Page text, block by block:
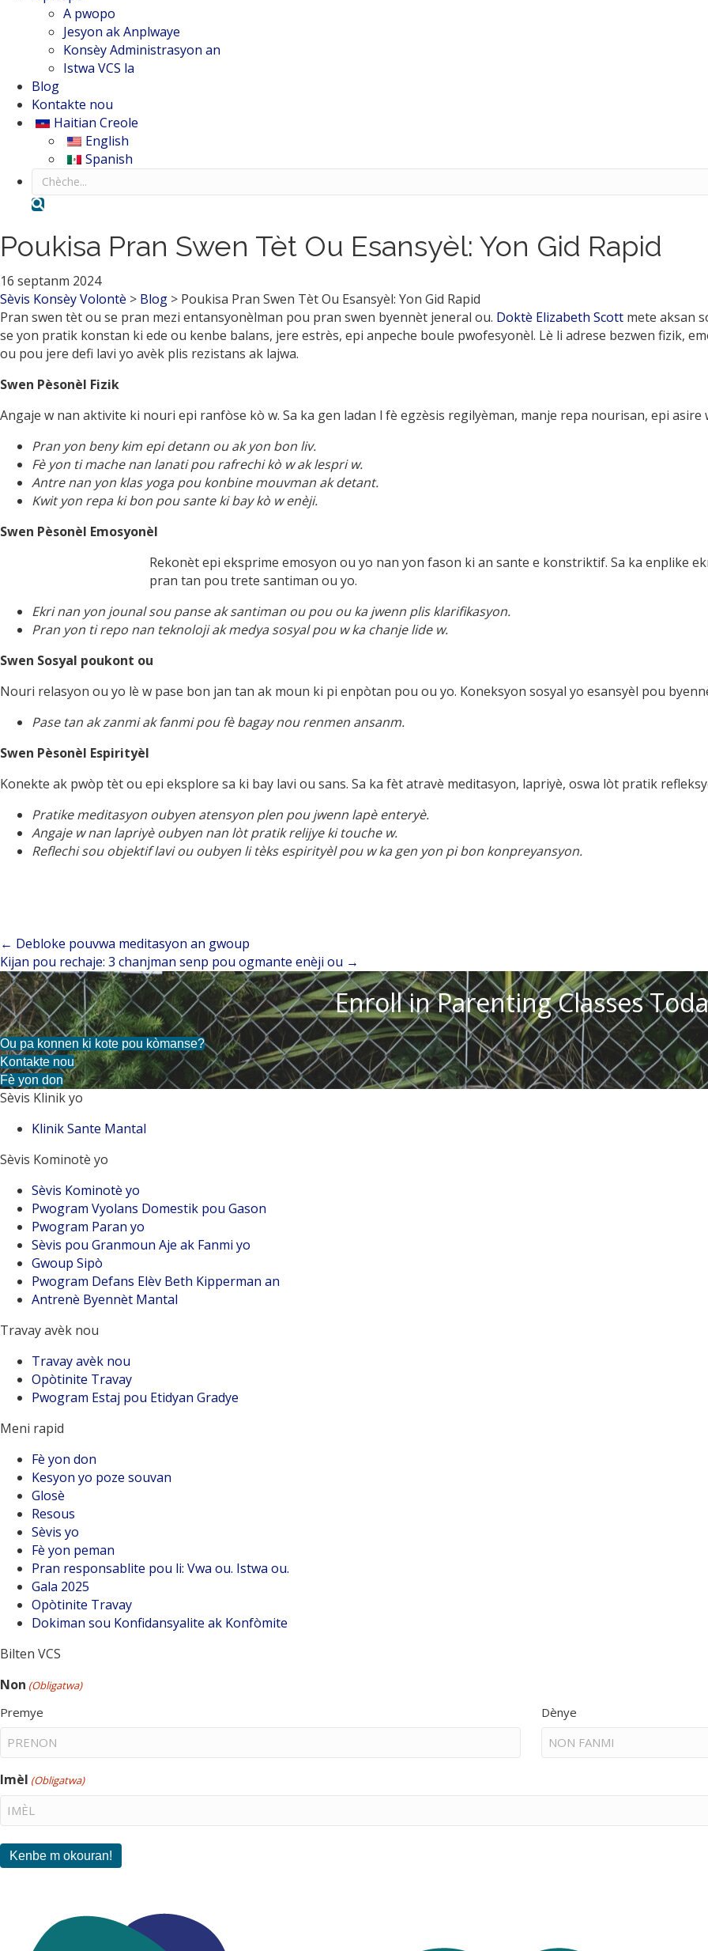
A pwopo
Jesyon ak Anplwaye
Konsèy Administrasyon an
Istwa VCS la
Blog
Kontakte nou
Haitian Creole
English
Spanish
Rechèch
Poukisa Pran Swen Tèt Ou Esansyèl: Yon Gid Rapid
16 septanm 2024
Sèvis Konsèy Volontè > Blog > Poukisa Pran Swen Tèt Ou Esansyèl: Yon Gid Rapid
Pran swen tèt ou se pran mezi entansyonèlman pou pran swen byennèt jeneral ou. Doktè Elizabeth Scott mete aksan
se yon pratik konstan ki ede ou kenbe balans, jere estrès, epi anpeche boule pwofesyonèl. Lè li adrese bezwen fizik,
ou pou jere defi lavi yo avèk plis rezistans ak lajwa.
Swen Pèsonèl Fizik
Angaje w nan aktivite ki nouri epi ranfòse kò w. Sa ka gen ladan l fè egzèsis regilyèman, manje repa nourisan, epi asire
Pran yon beny kim epi detann ou ak yon bon liv.
Fè yon ti mache nan lanati pou rafrechi kò w ak lespri w.
Antre nan yon klas yoga pou konbine mouvman ak detant.
Kwit yon repa ki bon pou sante ki bay kò w enèji.
Swen Pèsonèl Emosyonèl
Rekonèt epi eksprime emosyon ou yo nan yon fason ki an sante e konstriktif. Sa ka enplike
pran tan pou trete santiman ou yo.
Ekri nan yon jounal sou panse ak santiman ou pou ou ka jwenn plis klarifikasyon.
Pran yon ti repo nan teknoloji ak medya sosyal pou w ka chanje lide w.
Swen Sosyal poukont ou
Nouri relasyon ou yo lè w pase bon jan tan ak moun ki pi enpòtan pou ou yo. Koneksyon sosyal yo esansyèl pou
Pase tan ak zanmi ak fanmi pou fè bagay nou renmen ansanm.
Swen Pèsonèl Espirityèl
Konekte ak pwòp tèt ou epi eksplore sa ki bay lavi ou sans. Sa ka fèt atravè meditasyon, lapriyè, oswa lòt pratik
Pratike meditasyon oubyen atensyon plen pou jwenn lapè enteryè.
Angaje w nan lapriyè oubyen nan lòt pratik relijye ki touche w.
Reflechi sou objektif lavi ou oubyen li tèks espirityèl pou w ka gen yon pi bon konpreyansyon.
Navigasyon
pòs
yo
← Debloke pouvwa meditasyon an gwoup
Kijan pou rechaje: 3 chanjman senp pou ogmante enèji ou →
Enroll in Parenting Classes
Ou pa konnen ki kote pou kòmanse?
Kontakte nou
Fè yon don
Sèvis Klinik yo
Klinik Sante Mantal
Sèvis Kominotè yo
Sèvis Kominotè yo
Pwogram Vyolans Domestik pou Gason
Pwogram Paran yo
Sèvis pou Granmoun Aje ak Fanmi yo
Gwoup Sipò
Pwogram Defans Elèv Beth Kipperman an
Antrenè Byennèt Mantal
Travay avèk nou
Travay avèk nou
Opòtinite Travay
Pwogram Estaj pou Etidyan Gradye
Meni rapid
Fè yon don
Kesyon yo poze souvan
Glosè
Resous
Sèvis yo
Fè yon peman
Pran responsablite pou li: Vwa ou. Istwa ou.
Gala 2025
Opòtinite Travay
Dokiman sou Konfidansyalite ak Konfòmite
Bilten VCS
Non (Obligatwa)
Premye Dènye
Imèl (Obligatwa)